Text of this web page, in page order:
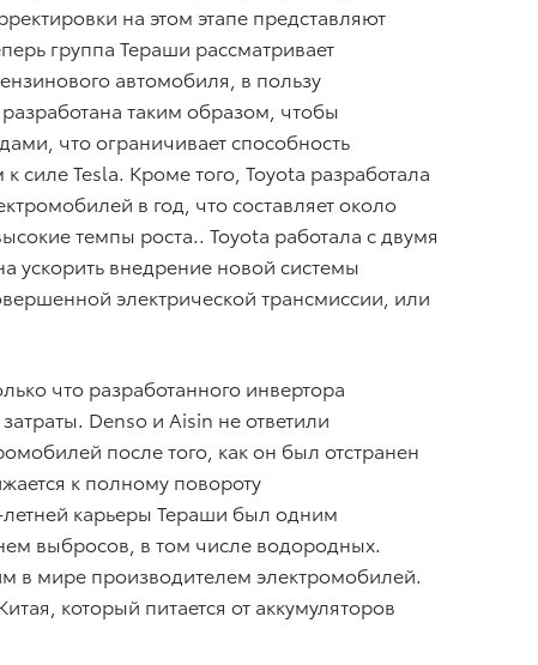
на этом этапе представляют
группа Тераши рассматривает
автомобиля, в пользу
таким образом, чтобы
что ограничивает способность
силе Tesla. Кроме того, Toyota разработала
в год, что составляет около
темпы роста.. Toyota работала с двумя
ускорить внедрение новой системы
электрической трансмиссии, или
что разработанного инвертора
Denso и Aisin не ответили
после того, как он был отстранен
к полному повороту
карьеры Тераши был одним
выбросов, в том числе водородных.
в мире производителем электромобилей.
который питается от аккумуляторов